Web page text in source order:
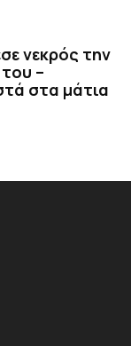
νεκρός την
–
στα μάτια